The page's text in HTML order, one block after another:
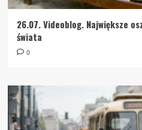
26.07. Videoblog. Największe
świata
0